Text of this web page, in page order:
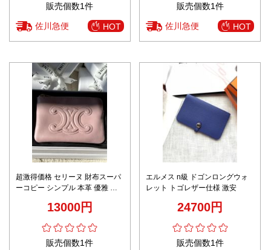
販売個数1件
佐川急便 HOT
販売個数1件
佐川急便 HOT
超激得価格 セリーヌ 財布スーパ
ーコピー シンプル 本革 優雅 レ
13000円
販売個数1件
エルメス n級 ドゴンロングウォ
レット トゴレザー仕様 激安
24700円
販売個数1件